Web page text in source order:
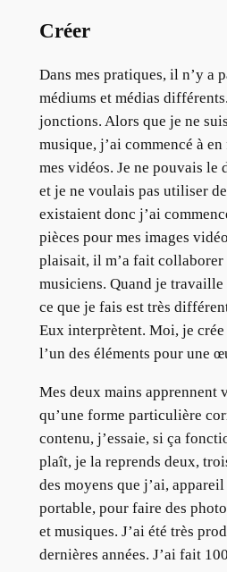
Créer
Dans mes pratiques, il n’y a
médiums et médias
jonctions. Alors que je ne
musique, j’ai commencé à
mes vidéos. Je ne pouvais le
et je ne voulais pas utiliser
existaient donc j’ai
pièces pour mes images
plaisait, il m’a fait collaborer
musiciens. Quand je
ce que je fais est très
Eux interprètent. Moi, je
l’un des éléments pour une
Mes deux mains apprennent
qu’une forme particulière
contenu, j’essaie, si ça
plaît, je la reprends deux,
des moyens que j’ai,
portable, pour faire des
et musiques. J’ai été très
dernières années. J’ai fait